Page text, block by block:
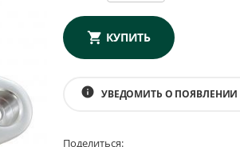
КУПИТЬ
info УВЕДОМИТЬ О ПОЯВЛЕНИИ
Поделиться: